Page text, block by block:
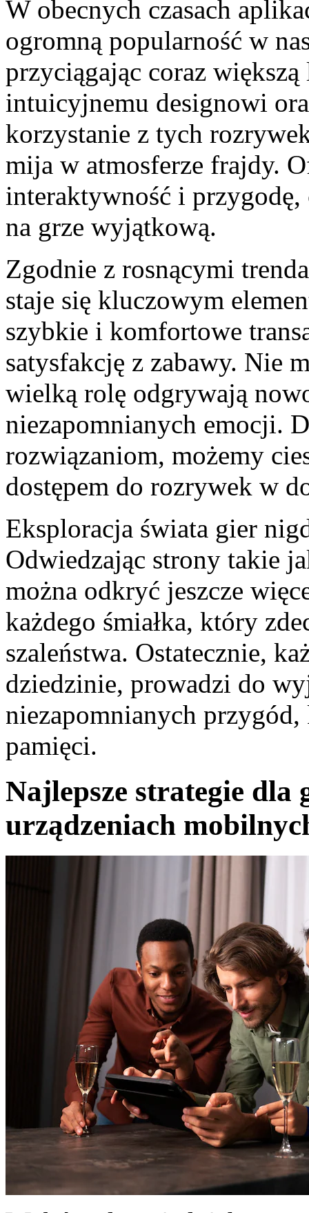
W obecnych czasach
ogromną popularność w
przyciągając coraz
intuicyjnemu designowi
korzystanie z tych
mija w atmosferze frajdy.
interaktywność i
na grze wyjątkową.
Zgodnie z rosnącymi
staje się kluczowym
szybkie i komfortowe
satysfakcję z zabawy. Nie
wielką rolę odgrywają
niezapomnianych emocji.
rozwiązaniom, możemy
dostępem do rozrywek w
Eksploracja świata gier
Odwiedzając strony takie
można odkryć jeszcze
każdego śmiałka, który
szaleństwa. Ostatecznie,
dziedzinie, prowadzi do
niezapomnianych przygód,
pamięci.
Najlepsze strategie dla
urządzeniach